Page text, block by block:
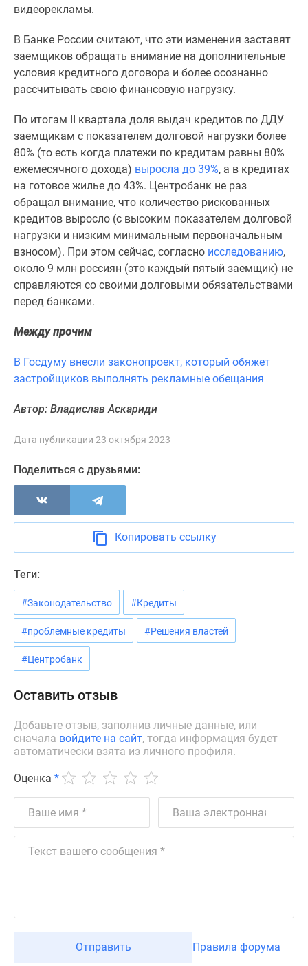
карте
более
Готовые
новостройки
комнатные
Военная
ипотека
Покупателю
Новостройки
Санкт-
Петербурга
Видеообзор
новостроек
Семейная
Аналитика
Панорамы
новостроек
комнатные
застройщиком
Мнение
эксперта
Ипотечный
Новостройки
Ленинградской
области
ипотека
Квартиры
скидками
25%
Новостройки
класса
бизнес-
класса
видеорекламы.
В Банке России считают, что эти изменения заставят
заемщиков обращать внимание на дополнительные
условия кредитного договора и более осознанно
рассчитывать свою финансовую нагрузку.
По итогам II квартала доля выдач кредитов по ДДУ
заемщикам с показателем долговой нагрузки более
80% (то есть когда платежи по кредитам равны 80%
ежемесячного дохода) выросла до 39%, а в кредитах
на готовое жилье до 43%. Центробанк не раз
обращал внимание, что количество рискованных
кредитов выросло (с высоким показателем долговой
нагрузки и низким минимальным первоначальным
взносом). При этом сейчас, согласно исследованию,
около 9 млн россиян (это каждый пятый заемщик) не
справляются со своими долговыми обязательствами
перед банками.
Между прочим
В Госдуму внесли законопроект, который обяжет
застройщиков выполнять рекламные обещания
Автор: Владислав Аскариди
Дата публикации 23 октября 2023
Поделиться с друзьями:
Копировать ссылку
Теги:
#Законодательство #Кредиты
#проблемные кредиты #Решения властей
#Центробанк
Оставить отзыв
Добавьте отзыв, заполнив личные данные, или
сначала войдите на сайт, тогда информация будет
автоматически взята из личного профиля.
Оценка *
Отправить Правила форума